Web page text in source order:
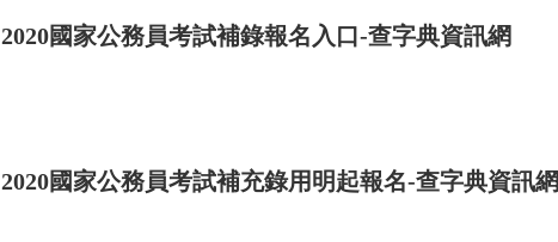
2020國家公務員考試補錄報名入口-查字典資訊網
2020國家公務員考試補充錄用明起報名-查字典資訊網